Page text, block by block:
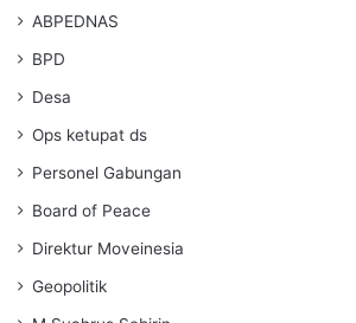
ABPEDNAS
BPD
Desa
Ops ketupat ds
Personel Gabungan
Board of Peace
Direktur Moveinesia
Geopolitik